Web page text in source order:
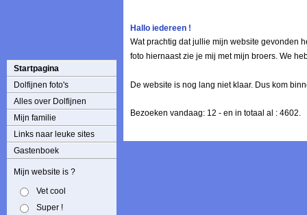
Startpagina
Dolfijnen foto's
Alles over Dolfijnen
Mijn familie
Links naar leuke sites
Gastenboek
Mijn website is ?
Vet cool
Super !
Hallo iedereen !
Wat prachtig dat jullie mijn website gevonden
foto hiernaast zie je mij met mijn broers. We
De website is nog lang niet klaar. Dus kom
Bezoeken vandaag: 12 - en in totaal al : 4602.